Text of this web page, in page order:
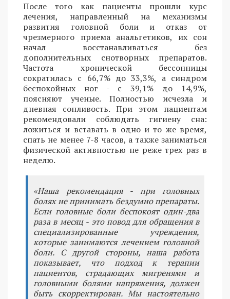
После того как пациенты прошли курс
лечения, направленный на механизмы
развития головной боли и отказ от
чрезмерного приема анальгетиков, их сон
начал восстанавливаться без
дополнительных снотворных препаратов.
Частота хронической бессонницы
сократилась с 66,7% до 33,3%, а синдром
беспокойных ног - с 39,1% до 14,9%,
поясняют ученые. Полностью исчезла и
дневная сонливость. При этом пациентам
рекомендовали соблюдать гигиену сна:
ложиться и вставать в одно и то же время,
спать не менее 7-8 часов, а также заниматься
физической активностью не реже трех раз в
неделю.
«Наша рекомендация - при головных
болях не принимать бездумно препараты.
Если головные боли беспокоят один-два
раза в месяц - это повод для обращения в
специализированные учреждения,
которые занимаются лечением головной
боли. С другой стороны, наша работа
показывает, что подход к терапии
пациентов, страдающих мигренями и
головными болями напряжения, должен
быть скорректирован. Мы настоятельно